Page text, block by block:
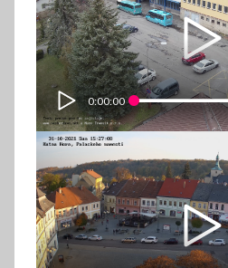
0:00:00